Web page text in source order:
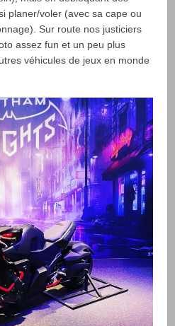
planer/voler (avec sa cape ou
Sur route nos justiciers
assez fun et un peu plus
véhicules de jeux en monde